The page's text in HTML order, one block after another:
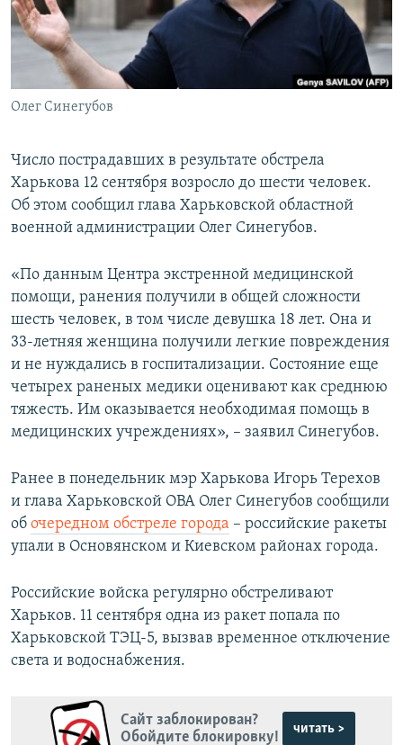
ПОБЕДИТЕЛЕЙ НЕ СУДЯТ?
КРЫМ.НЕПОКОРЕННЫЙ
УКРАИНСКАЯ ПРОБЛЕМА КРЫМА
ПРИСОЕДИНЯЙТЕСЬ!
Олег Синегубов
Число пострадавших в результате обстрела
Харькова 12 сентября возросло до шести человек.
Об этом сообщил глава Харьковской областной
военной администрации Олег Синегубов.
«По данным Центра экстренной медицинской
помощи, ранения получили в общей сложности
шесть человек, в том числе девушка 18 лет. Она и
33-летняя женщина получили легкие повреждения
и не нуждались в госпитализации. Состояние еще
четырех раненых медики оценивают как среднюю
тяжесть. Им оказывается необходимая помощь в
медицинских учреждениях», – заявил Синегубов.
Ранее в понедельник мэр Харькова Игорь Терехов
и глава Харьковской ОВА Олег Синегубов сообщили
об очередном обстреле города – российские ракеты
упали в Основянском и Киевском районах города.
Российские войска регулярно обстреливают
Харьков. 11 сентября одна из ракет попала по
Харьковской ТЭЦ-5, вызвав временное отключение
света и водоснабжения.
Сайт заблокирован?
Обойдите блокировку!
читать >